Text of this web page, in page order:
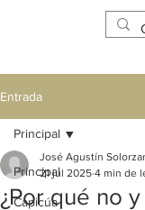
Entrada
Principal
Capicúa
Principal
¿Por qué no
José Agustín
21 jul 2025 4 min de